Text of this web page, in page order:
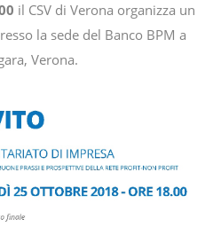
il CSV di Verona organizza un
la sede del Banco BPM a
Verona.